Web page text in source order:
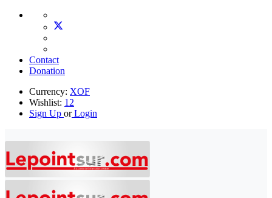
Contact
Donation
Currency: XOF
Wishlist: 12
Sign Up orLogin